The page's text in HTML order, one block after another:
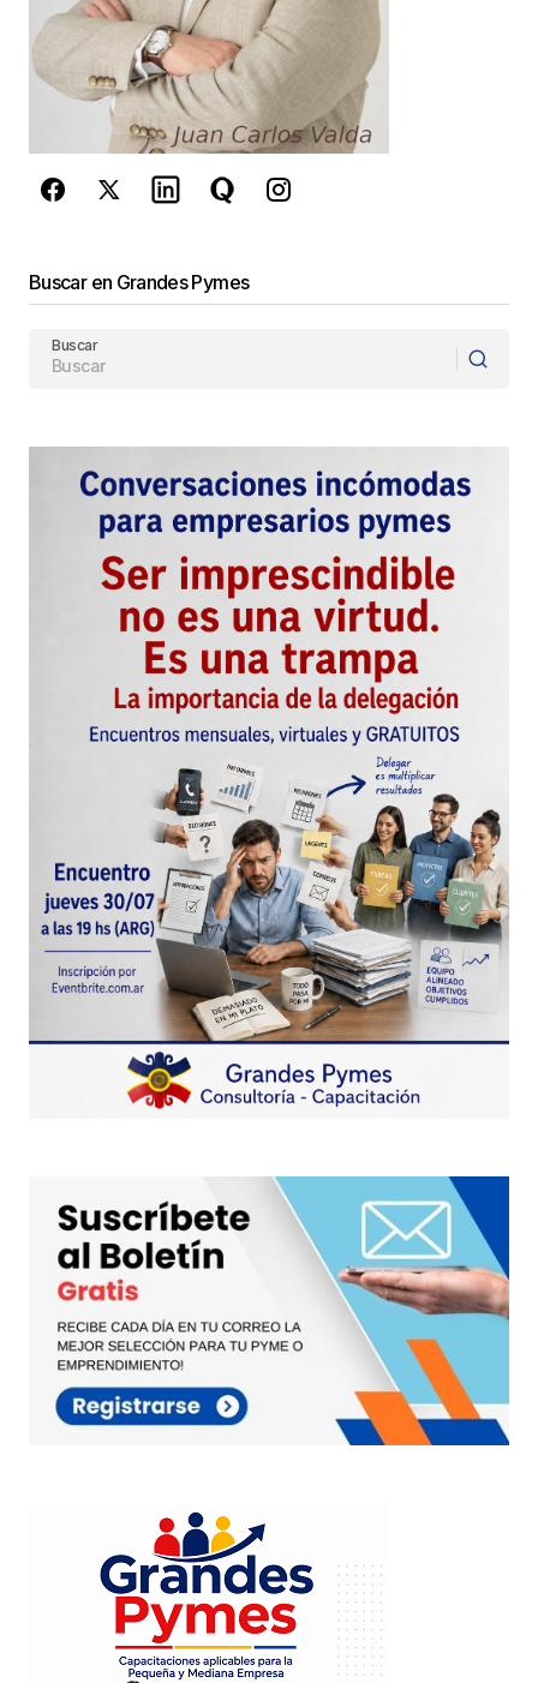
Este sitio esta protegido por
reCAPTCHA y laPolítica de
privacidady losTérminos del servicio
de Google se aplican.
Buscar en Grandes Pymes
Buscar